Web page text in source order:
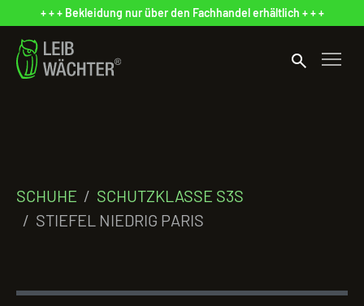
+ + + Bekleidung nur über den Fachhandel erhältlich + + +
search
SCHUHE
SCHUTZKLASSE S3S
STIEFEL NIEDRIG PARIS